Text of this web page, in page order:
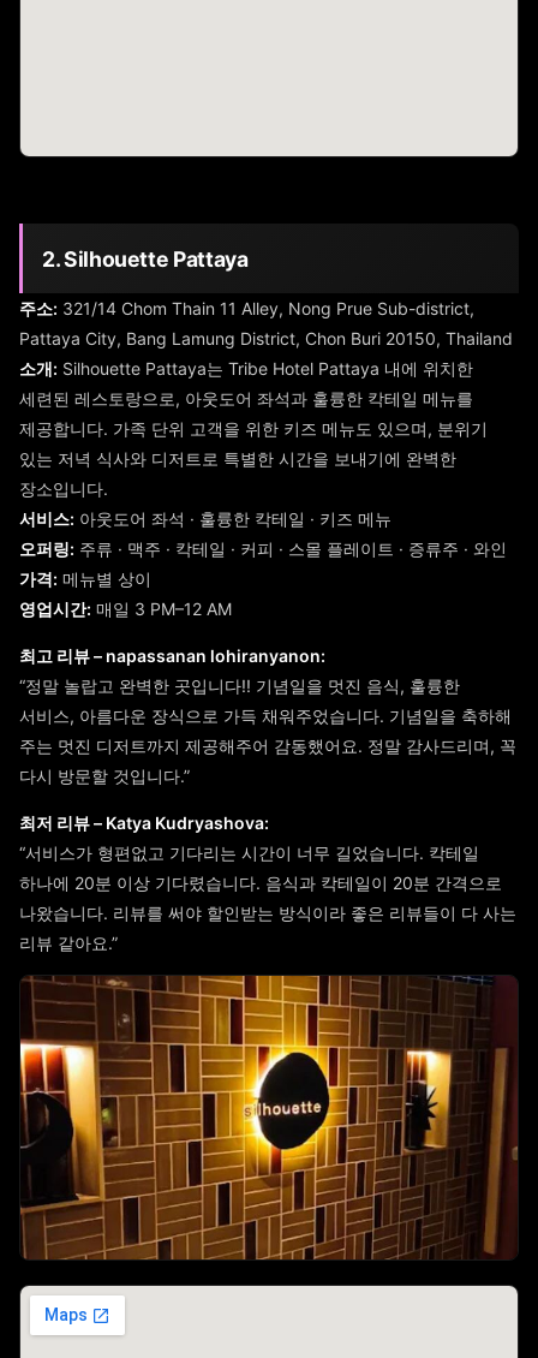
2. Silhouette Pattaya
주소: 321/14 Chom Thain 11 Alley, Nong Prue Sub-district,
Pattaya City, Bang Lamung District, Chon Buri 20150, Thailand
소개: Silhouette Pattaya는 Tribe Hotel Pattaya 내에 위치한
세련된 레스토랑으로, 아웃도어 좌석과 훌륭한 칵테일 메뉴를
제공합니다. 가족 단위 고객을 위한 키즈 메뉴도 있으며, 분위기
있는 저녁 식사와 디저트로 특별한 시간을 보내기에 완벽한
장소입니다.
서비스: 아웃도어 좌석 · 훌륭한 칵테일 · 키즈 메뉴
오퍼링: 주류 · 맥주 · 칵테일 · 커피 · 스몰 플레이트 · 증류주 · 와인
가격: 메뉴별 상이
영업시간: 매일 3 PM–12 AM
최고 리뷰 – napassanan lohiranyanon:
“정말 놀랍고 완벽한 곳입니다!! 기념일을 멋진 음식, 훌륭한
서비스, 아름다운 장식으로 가득 채워주었습니다. 기념일을 축하해
주는 멋진 디저트까지 제공해주어 감동했어요. 정말 감사드리며, 꼭
다시 방문할 것입니다.”
최저 리뷰 – Katya Kudryashova:
“서비스가 형편없고 기다리는 시간이 너무 길었습니다. 칵테일
하나에 20분 이상 기다렸습니다. 음식과 칵테일이 20분 간격으로
나왔습니다. 리뷰를 써야 할인받는 방식이라 좋은 리뷰들이 다 사는
리뷰 같아요.”